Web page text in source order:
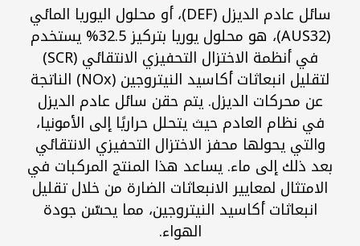
سائل عادم الديزل (DEF)، أو محلول اليوريا المائي
(AUS32)، هو محلول يوريا بتركيز 32.5% يستخدم
في أنظمة الاختزال التحفيزي الانتقائي (SCR)
لتقليل انبعاثات أكاسيد النيتروجين (NOx) الناتجة
عن محركات الديزل. يتم حقن سائل عادم الديزل
في نظام العادم حيث يتحلل حراريًا إلى الأمونيا،
والتي يحولها محفز الاختزال التحفيزي الانتقائي
بعد ذلك إلى ماء. يساعد هذا المنتج المركبات في
الامتثال لمعايير الانبعاثات الضارة من خلال تقليل
انبعاثات أكاسيد النيتروجين، مما يحسّن جودة
الهواء.